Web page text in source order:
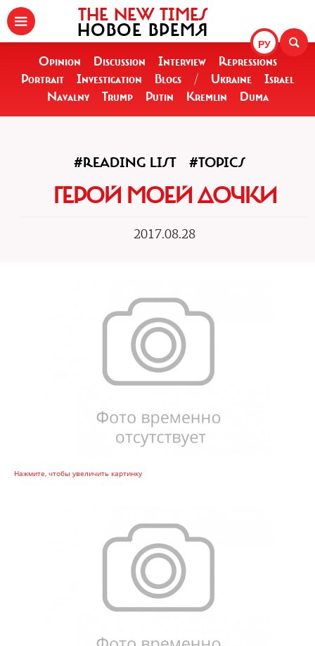
РУ
THE NEW TIMES
НОВОЕ ВРЕМЯ
Opinion Discussion Interview
Repressions
Portrait
Investigation Blogs / Ukraine
Israel
Navalny
Trump Putin Kremlin Duma
#READING LIST #TOPICS
ГЕРОЙ МОЕЙ ДОЧКИ
2017.08.28
Нажмите, чтобы увеличить картинку